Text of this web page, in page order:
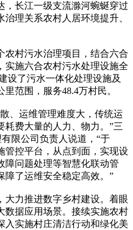
长江一级支流滁河蜿蜒穿过
理关系农村人居环境提升、
村污水治理项目，结合六合
实施六合农村污水处理设施全
设了污水一体化处理设施及
范围，服务48.4万村民。
运维管理难度大，传统运
耗费大量的人力、物力。”三
限公司负责人说道，“于
管控平台，从点到面，实现设
障问题处理等智慧化联动管
障了运维安全稳定高效。”
力推进数字乡村建设。着眼
数据应用场景。接续实施农村
入实施村庄清洁行动和绿化美